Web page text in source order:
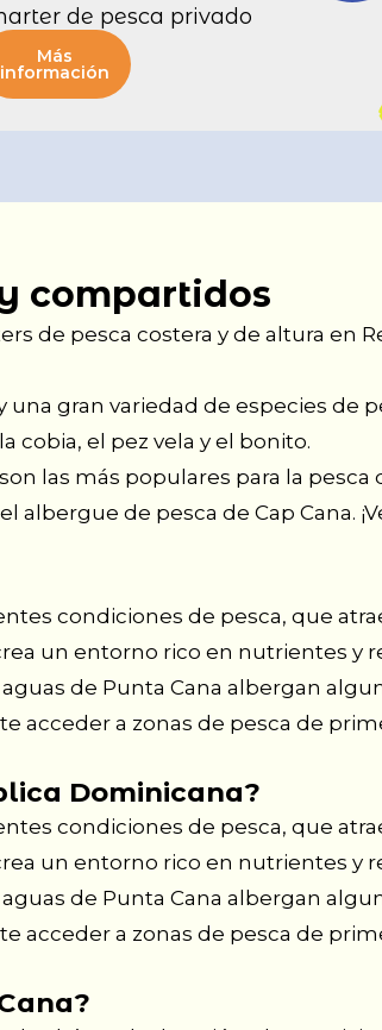
de pesca privado
Más
información
compartidos
de pesca costera y de altura en
gran variedad de especies de
cobia, el pez vela y el bonito.
las más populares para la
albergue de pesca de Cap Cana.
condiciones de pesca, que
un entorno rico en nutrientes y
de Punta Cana albergan
acceder a zonas de pesca de
Dominicana?
condiciones de pesca, que
un entorno rico en nutrientes y
de Punta Cana albergan
acceder a zonas de pesca de